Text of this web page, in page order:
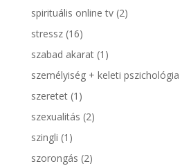
spirituális online tv(2)
stressz(16)
szabad akarat(1)
személyiség + keleti pszichológia
szeretet(1)
szexualitás (2)
szingli (1)
szorongás (2)